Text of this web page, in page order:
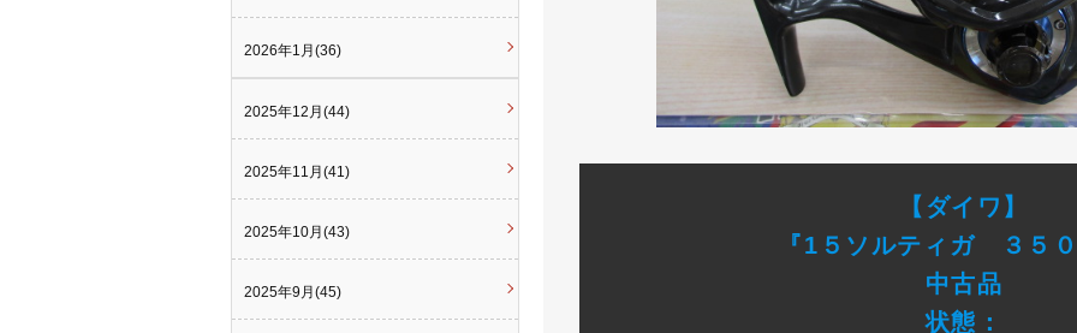
【ダイワ】
『1５ソルティガ ３５
中古品
状態：
2026年1月(36)
2025年12月(44)
2025年11月(41)
2025年10月(43)
2025年9月(45)